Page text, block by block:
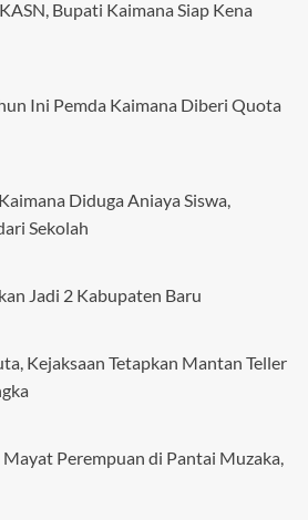
Bupati Kaimana Siap Kena
Ini Pemda Kaimana Diberi Quota
Diduga Aniaya Siswa,
Sekolah
Jadi 2 Kabupaten Baru
Kejaksaan Tetapkan Mantan Teller
Mayat Perempuan di Pantai Muzaka,